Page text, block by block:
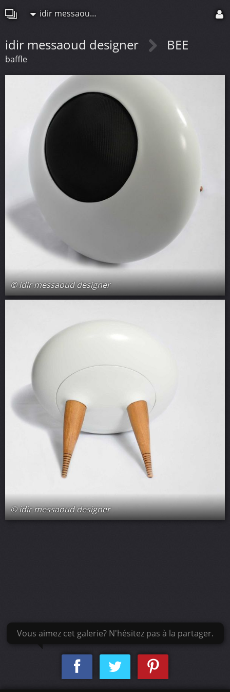
idir messaoud designer
idir messaoud designer BEE
baffle
© idir messaoud designer
© idir messaoud designer
Vous aimez cet galerie? N'hésitez pas à la partager.